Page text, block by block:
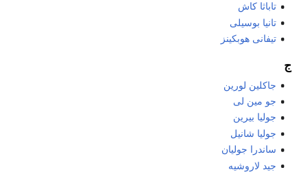
تاباثا كاش
تانيا بوسيلى
تيفانى هوبكينز
ج
جاكلين لورين
جو مين لى
جوليا بيرين
جوليا شانيل
ساندرا جوليان
جيد لاروشيه